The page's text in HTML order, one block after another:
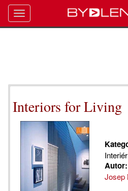
Interiors for Living
Interiér
Autor:
Josep
Toggle
navigation